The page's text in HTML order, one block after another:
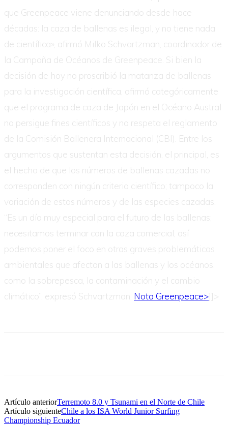
que Greenpeace viene denunciando desde hace
décadas: la caza de ballenas es ilegal, y no tiene nada
de científica», afirmó Milko Schvartzman, coordinador de
la Campaña de Océanos de Greenpeace. Si bien la
decisión de hoy no proscribió la matanza de ballenas
para la investigación científica, afirmó categóricamente
que el programa de caza de Japón en el Océano Austral
no persigue fines científicos y no respeta el reglamento
de la Comisión Ballenera Internacional (CBI). Entre los
argumentos que sustentan esta decisión, el principal, es
el hecho de que los números de ballenas cazadas no
corresponden con ningún criterio científico; tampoco la
variación de estos números y de las especies cazadas.
“Es un día muy especial para el futuro de las ballenas;
necesitamos terminar con la caza comercial, así
podemos poner el foco en otras graves problemáticas
ambientales que afectan a las ballenas y los océanos,
como la sobrepesca, la contaminación y el cambio
climático”, expresó Schvartzman. Nota Greenpeace>]]>
Artículo anteriorTerremoto 8.0 y Tsunami en el Norte de Chile
Artículo siguienteChile a los ISA World Junior Surfing
Championship Ecuador